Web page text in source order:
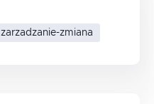
zarzadzanie-zmiana